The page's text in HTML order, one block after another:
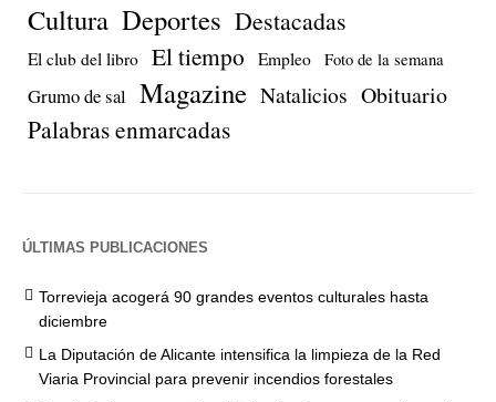
Cultura Deportes Destacadas
El club del libro El tiempo Empleo Foto de la semana
Grumo de sal Magazine Natalicios Obituario
Palabras enmarcadas
ÚLTIMAS PUBLICACIONES
Torrevieja acogerá 90 grandes eventos culturales hasta
diciembre
La Diputación de Alicante intensifica la limpieza de la Red
Viaria Provincial para prevenir incendios forestales